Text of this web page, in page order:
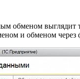
обменом выглядит
и обменом через